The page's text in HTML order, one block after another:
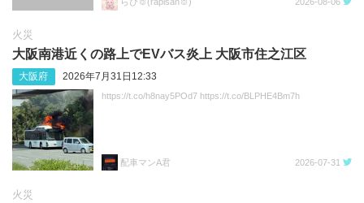
火災
大阪南港近くの路上でEVバス炎上 大阪市住之江区
大阪府 2026年7月31日12:33
https://t.co/h8nay5POd7 https://t.co/BLPHE4Bm7h
配車マンA君 2026-07-31
火災